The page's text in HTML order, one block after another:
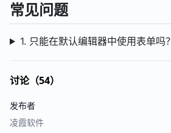
发布者
凌霞软件
常见问题
1. 只能在默认编辑器中使用表单吗？
讨论（54）